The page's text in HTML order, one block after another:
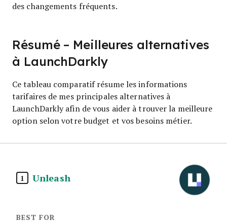
des changements fréquents.
Résumé – Meilleures alternatives
à LaunchDarkly
Ce tableau comparatif résume les informations
tarifaires de mes principales alternatives à
LaunchDarkly afin de vous aider à trouver la meilleure
option selon votre budget et vos besoins métier.
1 Unleash